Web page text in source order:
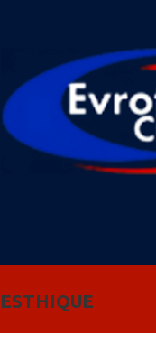
ESTHIQUE